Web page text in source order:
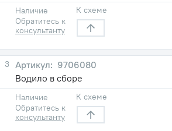
Наличие
Обратитесь к
консультанту
К схеме
3
9706080
Водило в сборе
Наличие
Обратитесь к
консультанту
К схеме